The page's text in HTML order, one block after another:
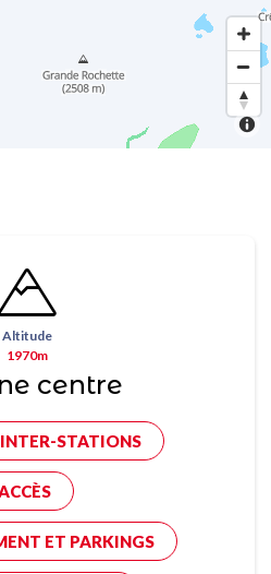
Altitude
1970m
centre
STATIONS
ET PARKINGS